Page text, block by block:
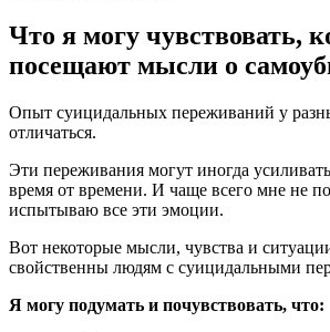
Что я могу чувствовать,
посещают мысли о
Опыт суицидальных переживаний у
отличаться.
Эти переживания могут иногда
время от времени. И чаще всего мне не
испытываю все эти эмоции.
Вот некоторые мысли, чувства и
свойственны людям с суицидальными
Я могу подумать и почувствовать, что: